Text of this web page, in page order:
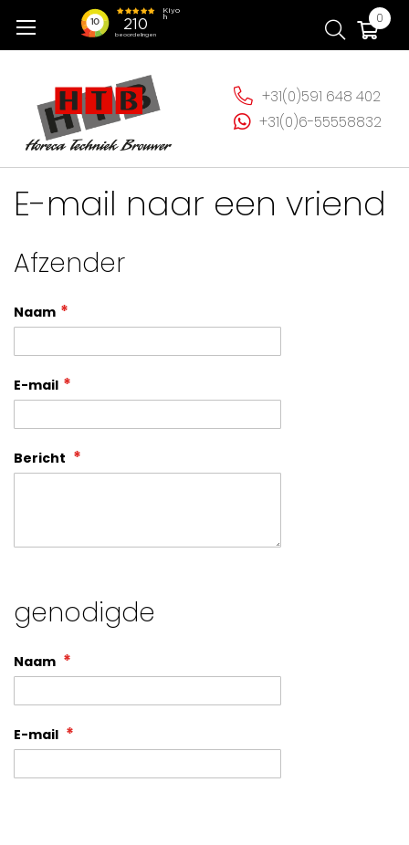
naar
0
+31(0)591 648 402
+31(0)6-55558832
E-mail naar een vriend
Afzender
Naam
E-mail
Bericht
genodigde
Naam
E-mail